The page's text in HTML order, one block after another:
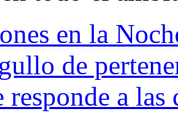
en la
de
responde a